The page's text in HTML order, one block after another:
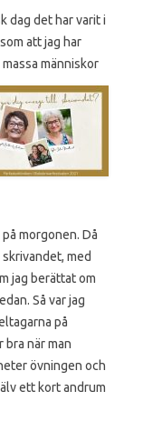
dag det har varit i
att jag har
massa människor
morgonen. Då
med
jag berättat om
Så var jag
på
när man
övningen och
ett kort andrum